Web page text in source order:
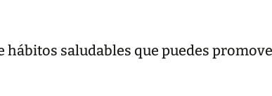
hábitos saludables que puedes